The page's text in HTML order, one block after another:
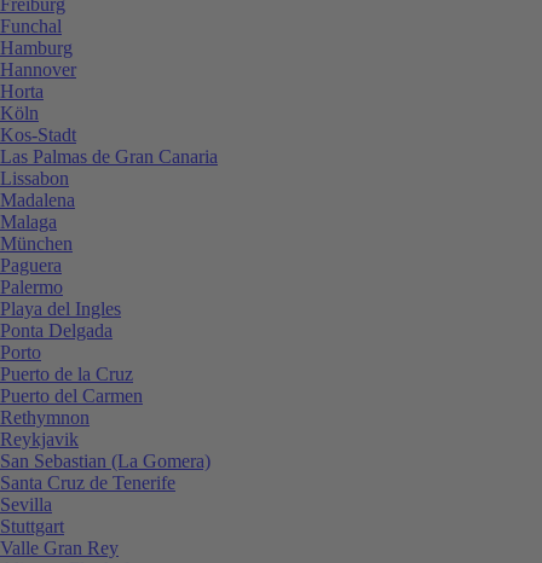
Funchal
Hamburg
Hannover
Horta
Köln
Kos-Stadt
Las Palmas de Gran Canaria
Lissabon
Madalena
Malaga
München
Paguera
Palermo
Playa del Ingles
Ponta Delgada
Porto
Puerto de la Cruz
Puerto del Carmen
Rethymnon
Reykjavik
San Sebastian (La Gomera)
Santa Cruz de Tenerife
Sevilla
Stuttgart
Valle Gran Rey